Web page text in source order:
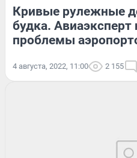
Кривые рулежные
будка. Авиаэксперт
проблемы
4 августа, 2022, 11:00 2 155